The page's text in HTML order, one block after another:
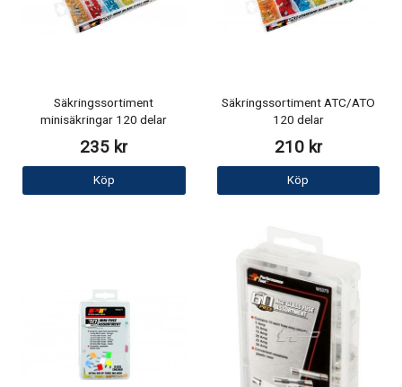
Säkringssortiment
minisäkringar 120 delar
235 kr
Köp
Säkringssortiment ATC/ATO
120 delar
210 kr
Köp